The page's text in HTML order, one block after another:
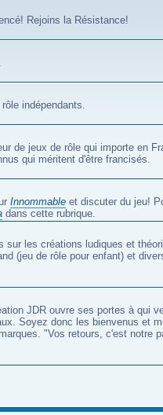
Rejoins la Résistance!
.
indépendants.
de jeux de rôle qui importe en
qui méritent d'être francisés.
Innommable et discuter du jeu!
dans cette rubrique.
sur les créations ludiques et
(jeu de rôle pour enfant) et
JDR ouvre ses portes à qui
Soyez donc les bienvenus et
"Vos retours, c'est notre